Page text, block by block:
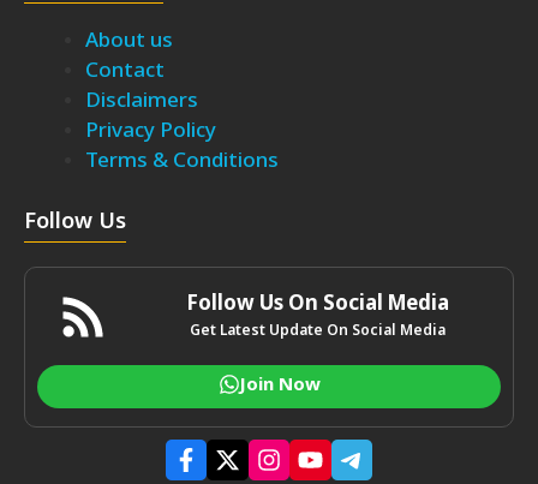
About us
Contact
Disclaimers
Privacy Policy
Terms & Conditions
Follow Us
Follow Us On Social Media
Get Latest Update On Social Media
Join Now